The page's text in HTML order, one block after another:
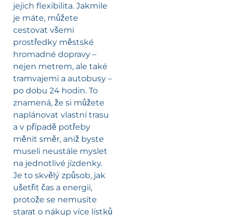
jejich flexibilita. Jakmile
je máte, můžete
cestovat všemi
prostředky městské
hromadné dopravy –
nejen metrem, ale také
tramvajemi a autobusy –
po dobu 24 hodin. To
znamená, že si můžete
naplánovat vlastní trasu
a v případě potřeby
měnit směr, aniž byste
museli neustále myslet
na jednotlivé jízdenky.
Je to skvělý způsob, jak
ušetřit čas a energii,
protože se nemusíte
starat o nákup více lístků